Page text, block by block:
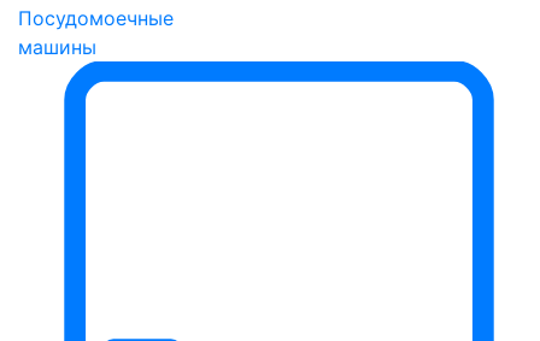
Посудомоечные
машины